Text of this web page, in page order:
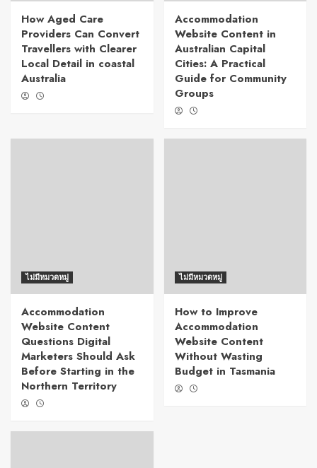
How Aged Care
Providers Can Convert
Travellers with Clearer
Local Detail in coastal
Australia
Accommodation
Website Content in
Australian Capital
Cities: A Practical
Guide for Community
Groups
ไม่มีหมวดหมู่
Accommodation
Website Content
Questions Digital
Marketers Should Ask
Before Starting in the
Northern Territory
ไม่มีหมวดหมู่
How to Improve
Accommodation
Website Content
Without Wasting
Budget in Tasmania